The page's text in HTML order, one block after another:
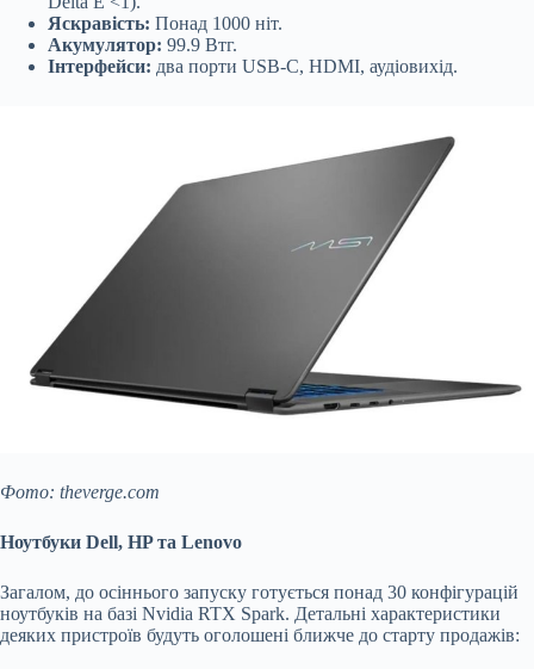
Яскравість: Понад 1000 ніт.
Акумулятор: 99.9 Втг.
Інтерфейси: два порти USB-C, HDMI, аудіовихід.
Фото: theverge.com
Ноутбуки Dell, HP та Lenovo
Загалом, до осіннього запуску готується понад 30 конфігурацій
ноутбуків на базі Nvidia RTX Spark. Детальні характеристики
деяких пристроїв будуть оголошені ближче до старту продажів: